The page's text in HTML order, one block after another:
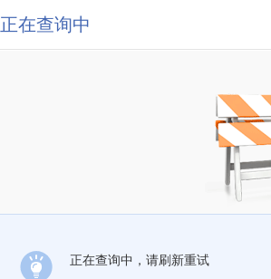
正在查询中
正在查询中，请刷新重试